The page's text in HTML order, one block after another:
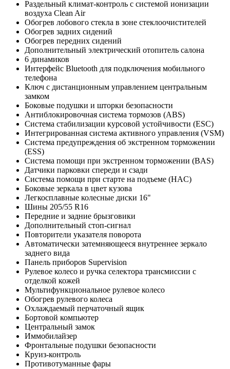
Раздельный климат-контроль с системой ионизации
воздуха Clean Air
Обогрев лобового стекла в зоне стеклоочистителей
Обогрев задних сидений
Обогрев передних сидений
Дополнительный электрический отопитель салона
6 динамиков
Интерфейс Bluetooth для подключения мобильного
телефона
Ключ с дистанционным управлением центральным
замком
Боковые подушки и шторки безопасности
Антиблокировочная система тормозов (ABS)
Система стабилизации курсовой устойчивости (ESC)
Интегрированная система активного управления (VSM)
Система предупреждения об экстренном торможении
(ESS)
Система помощи при экстренном торможении (BAS)
Датчики парковки спереди и сзади
Система помощи при старте на подъеме (HAC)
Боковые зеркала в цвет кузова
Легкосплавные колесные диски 16"
Шины 205/55 R16
Передние и задние брызговики
Дополнительный стоп-сигнал
Повторители указателя поворота
Автоматически затемняющееся внутреннее зеркало
заднего вида
Панель приборов Supervision
Рулевое колесо и ручка селектора трансмиссии с
отделкой кожей
Мультифункциональное рулевое колесо
Обогрев рулевого колеса
Охлаждаемый перчаточный ящик
Бортовой компьютер
Центральный замок
Иммобилайзер
Фронтальные подушки безопасности
Круиз-контроль
Противотуманные фары